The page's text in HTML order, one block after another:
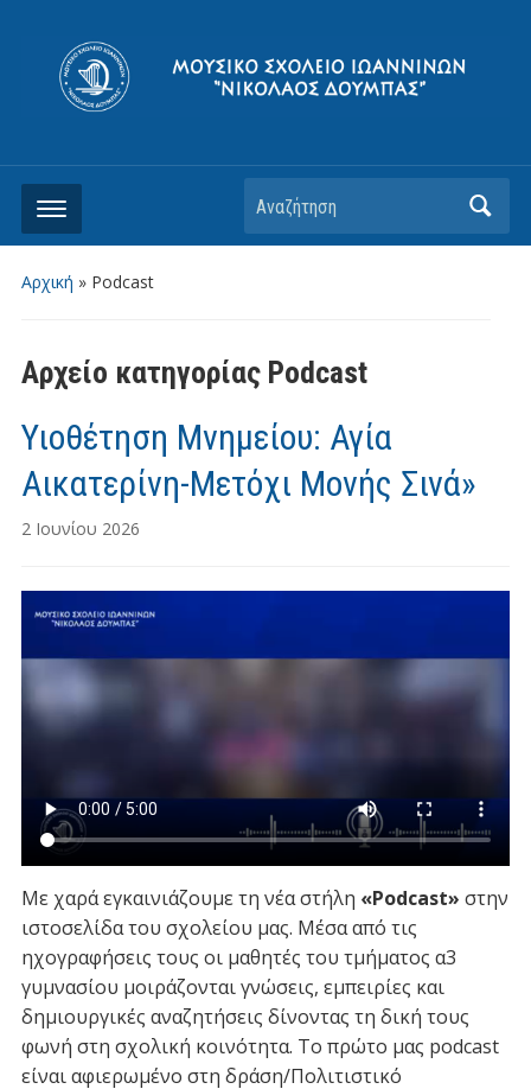
Αρχική » Podcast
Αρχείο κατηγορίας Podcast
Υιοθέτηση Μνημείου: Αγία
Αικατερίνη-Μετόχι Μονής Σινά»
2 Ιουνίου 2026
Με χαρά εγκαινιάζουμε τη νέα στήλη «Podcast» στην
ιστοσελίδα του σχολείου μας. Μέσα από τις
ηχογραφήσεις τους οι μαθητές του τμήματος α3
γυμνασίου μοιράζονται γνώσεις, εμπειρίες και
δημιουργικές αναζητήσεις δίνοντας τη δική τους
φωνή στη σχολική κοινότητα. Το πρώτο μας podcast
είναι αφιερωμένο στη δράση/Πολιτιστικό